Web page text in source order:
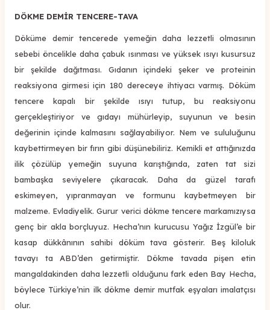
DÖKME DEMİR TENCERE-TAVA
Döküme demir tencerede yemeğin daha lezzetli olmasının
sebebi öncelikle daha çabuk ısınması ve yüksek ısıyı kusursuz
bir şekilde dağıtması. Gıdanın içindeki şeker ve proteinin
reaksiyona girmesi için 180 dereceye ihtiyacı varmış. Döküm
tencere kapalı bir şekilde ısıyı tutup, bu reaksiyonu
gerçekleştiriyor ve gıdayı mühürleyip, suyunun ve besin
değerinin içinde kalmasını sağlayabiliyor. Nem ve sululuğunu
kaybettirmeyen bir fırın gibi düşünebiliriz. Kemikli et attığınızda
ilik çözülüp yemeğin suyuna karıştığında, zaten tat sizi
bambaşka seviyelere çıkaracak. Daha da güzel tarafı
eskimeyen, yıpranmayan ve formunu kaybetmeyen bir
malzeme. Evladiyelik. Gurur verici dökme tencere markamızıysa
genç bir akla borçluyuz. Hecha’nın kurucusu Yağız İzgül’e bir
kasap dükkânının sahibi döküm tava gösterir. Beş kiloluk
tavayı ta ABD’den getirmiştir. Dökme tavada pişen etin
mangaldakinden daha lezzetli olduğunu fark eden Bay Hecha,
böylece Türkiye’nin ilk dökme demir mutfak eşyaları imalatçısı
olur.